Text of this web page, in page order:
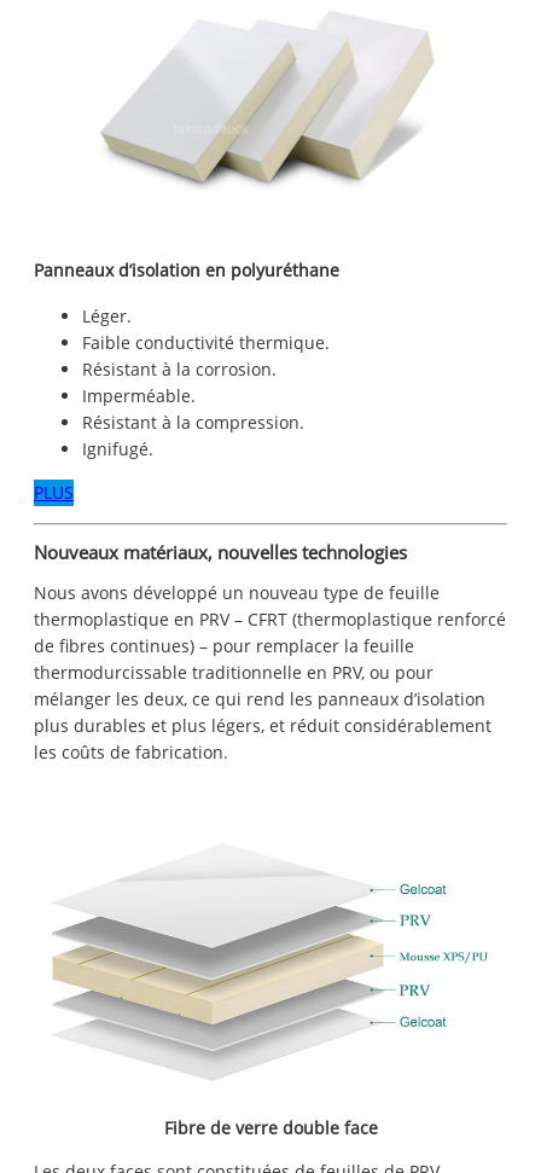
Panneaux d’isolation en polyuréthane
Léger.
Faible conductivité thermique.
Résistant à la corrosion.
Imperméable.
Résistant à la compression.
Ignifugé.
PLUS
Nouveaux matériaux, nouvelles technologies
Nous avons développé un nouveau type de feuille
thermoplastique en PRV – CFRT (thermoplastique renforcé
de fibres continues) – pour remplacer la feuille
thermodurcissable traditionnelle en PRV, ou pour
mélanger les deux, ce qui rend les panneaux d’isolation
plus durables et plus légers, et réduit considérablement
les coûts de fabrication.
Fibre de verre double face